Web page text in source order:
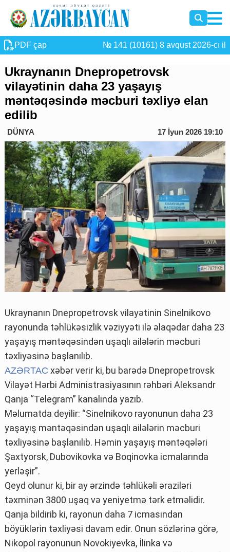
PDF çap № 141 (10161) 8 avqust 2026-cı il
Ukraynanın Dnepropetrovsk
vilayətinin daha 23 yaşayış
məntəqəsində məcburi təxliyə elan
edilib
DÜNYA 17 İyun 2026 19:10
Ukraynanın Dnepropetrovsk vilayətinin Sinelnikovo
rayonunda təhlükəsizlik vəziyyəti ilə əlaqədar daha 23
yaşayış məntəqəsindən uşaqlı ailələrin məcburi
təxliyəsinə başlanılıb.
AZƏRTAC xəbər verir ki, bu barədə Dnepropetrovsk
Vilayət Hərbi Administrasiyasının rəhbəri Aleksandr
Qanja “Telegram” kanalında yazıb.
Məlumatda deyilir: “Sinelnikovo rayonunun daha 23
yaşayış məntəqəsindən uşaqlı ailələrin məcburi
təxliyəsinə başlanılıb. Həmin yaşayış məntəqələri
Şaxtyorsk, Dubovikovka və Boqinovka icmalarında
yerləşir”.
Qeyd olunur ki, bir ay ərzində təhlükəli əraziləri
təxminən 3800 uşaq və yeniyetmə tərk etməlidir.
Qanja bildirib ki, rayonun daha 7 icmasından
böyüklərin təxliyəsi davam edir. Onun sözlərinə görə,
Nikopol rayonunun Novokiyevka, İlinka və